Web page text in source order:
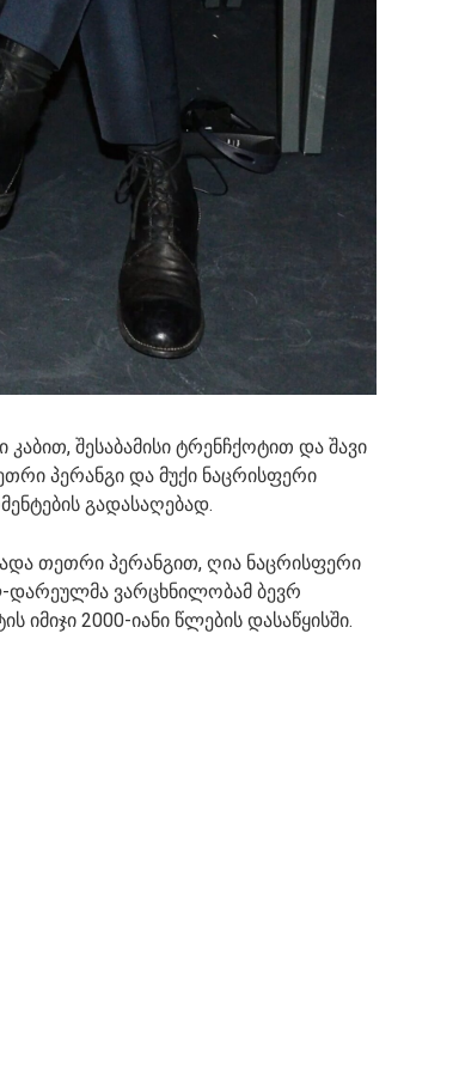
კაბით, შესაბამისი ტრენჩქოტით და შავი
პერანგი და მუქი ნაცრისფერი
გადასაღებად.
თეთრი პერანგით, ღია ნაცრისფერი
დარეულმა ვარცხნილობამ ბევრ
იმიჯი 2000-იანი წლების დასაწყისში.